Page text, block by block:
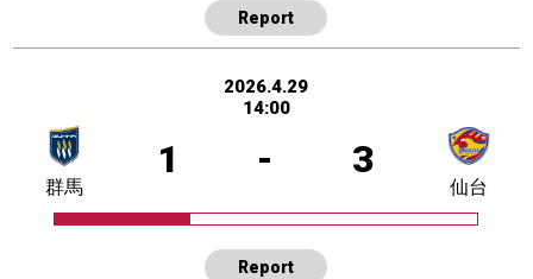
Report
2026.4.29
14:00
1 - 3
群馬 仙台
Report